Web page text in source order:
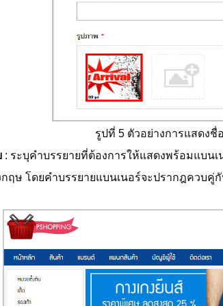
รูปที่ 5 ตัวอย่างการแสดง
: ระบุคำบรรยายที่ต้องการให้แสดงพร้อมแบ
ฤษ โดยคำบรรยายแบนเนอร์จะปรากฎควบคู่